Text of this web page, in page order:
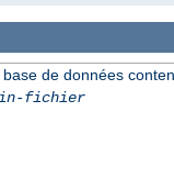
de données
fichier